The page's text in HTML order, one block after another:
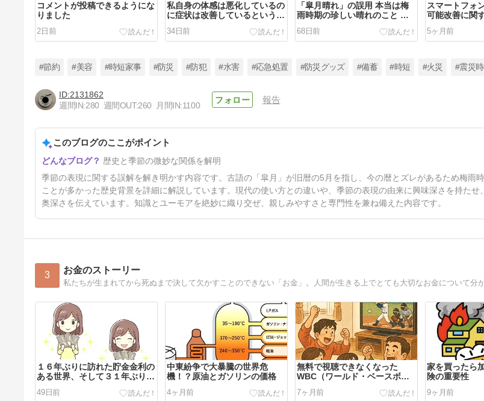
コメントが投稿できるようにな
りました
2日前
私自身の体感は悪化しているの
に症状は改善しているという矛
34日前
「皐月晴れ」の誤用 本当は梅
雨時期の珍しい晴れのこと 旧
いるから
68日前
スマートフォ
可能改善に関
5ヶ月前
胴衣】のことについても追記
8ヶ月前
#節約 #美容 #時短家事 #防災 #防犯 #水害 #応急処置 #防災グッズ #備蓄 #時短 #火災 #震災
2131862
週間IN:280 週間OUT:260 月間IN:1100
報告
このブログのここがポイント
歴史と季節の微妙な関係を解明
季節の表現に関する誤解を解き明かす内容です。古語の「皐月」が旧暦の5月を指し、今の暦とズレがあるため梅雨
ことが多かった歴史背景を詳細に解説しています。現代の使い方との違いや、季節の表現の由来に興味深さを持たせ
奥深さを伝えています。知識とユーモアを絶妙に織り交ぜ、親しみやすさと専門性を兼ね備えた内容です。
3 お金のストーリー
１６年ぶりに訪れた貯金金利の
ある世界、そして３１年ぶりに
49日前
中東紛争で大暴騰の世界危
機！？原油とガソリンの価格
4ヶ月前
無料で視聴できなくなった
WBC（ワールド・ベースボー
映権料
7ヶ月前
家を買ったら
険の重要性
9ヶ月前